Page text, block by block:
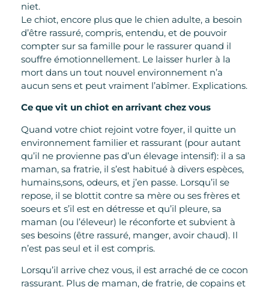
niet.
Le chiot, encore plus que le chien adulte, a besoin
d’être rassuré, compris, entendu, et de pouvoir
compter sur sa famille pour le rassurer quand il
souffre émotionnellement. Le laisser hurler à la
mort dans un tout nouvel environnement n’a
aucun sens et peut vraiment l’abîmer. Explications.
Ce que vit un chiot en arrivant chez vous
Quand votre chiot rejoint votre foyer, il quitte un
environnement familier et rassurant (pour autant
qu’il ne provienne pas d’un élevage intensif): il a sa
maman, sa fratrie, il s’est habitué à divers espèces,
humains,sons, odeurs, et j’en passe. Lorsqu’il se
repose, il se blottit contre sa mère ou ses frères et
soeurs et s’il est en détresse et qu’il pleure, sa
maman (ou l’éleveur) le réconforte et subvient à
ses besoins (être rassuré, manger, avoir chaud). Il
n’est pas seul et il est compris.
Lorsqu’il arrive chez vous, il est arraché de ce cocon
rassurant. Plus de maman, de fratrie, de copains et